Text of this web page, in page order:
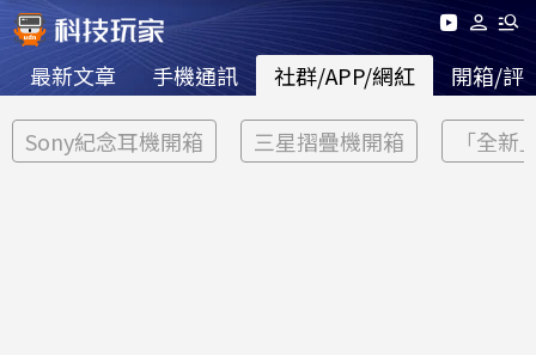
最新文章 手機通訊 社群/APP/網紅 開箱/評
Sony紀念耳機開箱 三星摺疊機開箱 「全新